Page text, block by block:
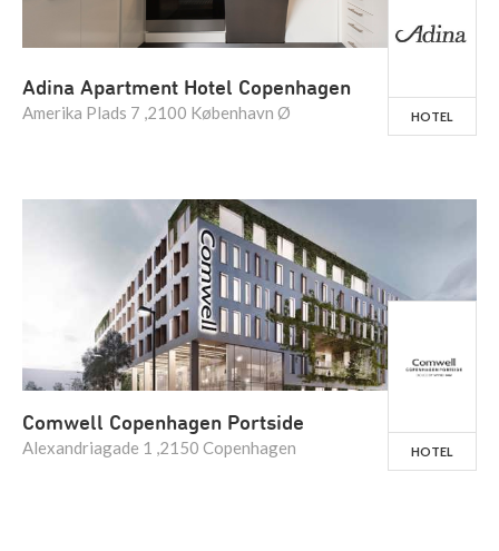
Adina Apartment Hotel Copenhagen
Amerika Plads 7 ,2100 København Ø HOTEL
Comwell Copenhagen Portside
Alexandriagade 1 ,2150 Copenhagen HOTEL